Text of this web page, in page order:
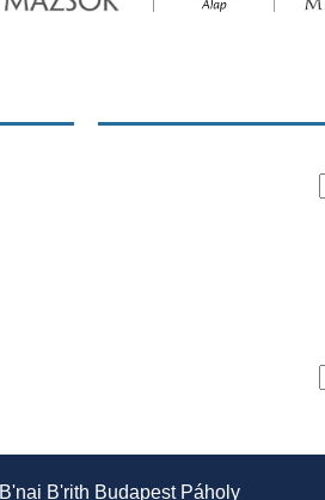
B'nai B'rith Budapest Páholy